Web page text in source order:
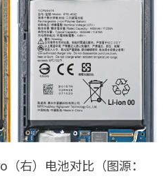
右）电池对比（图源：